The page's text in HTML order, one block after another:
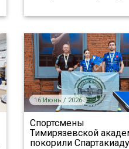
16 Июнь / 2026
Спортсмены
Тимирязевской
покорили